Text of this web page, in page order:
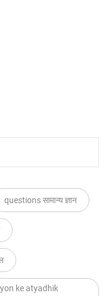
questions सामान्य ज्ञान
ke atyadhik